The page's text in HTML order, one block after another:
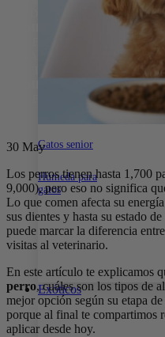
Gatos senior
Húmeda para
gatos
Dentales
Naturales
Exóticos
15% DE DESCUENTO EN
15% DE
TODA LA WEB CON EL
DESCUENTO EN TODA LA
PRIMERACOMPRA •15% DE
CON EL CÓDIGO:
30 May
Los perros tienen hasta 1,700
9,000), pero eso no significa
Lo que comen afecta su
sus dientes y hasta su estado
puede marcar la diferencia
visitas al veterinario.
En este artículo te explicamos
perro, cuáles son los tipos de
mejor opción según su etapa
porque al final te compartimos
aplicar desde hoy.